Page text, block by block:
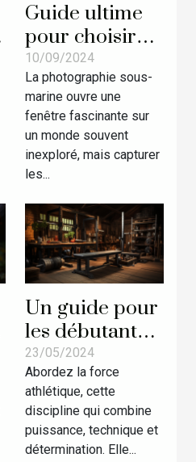
Guide ultime
pour choisir
votre caméra
de plongée en
2024
10/09/2024
La photographie sous-
marine ouvre une
fenêtre fascinante sur
un monde souvent
inexploré, mais capturer
les...
Un guide pour
les débutants
en force
athlétique
23/05/2024
Abordez la force
athlétique, cette
discipline qui combine
puissance, technique et
détermination. Elle...